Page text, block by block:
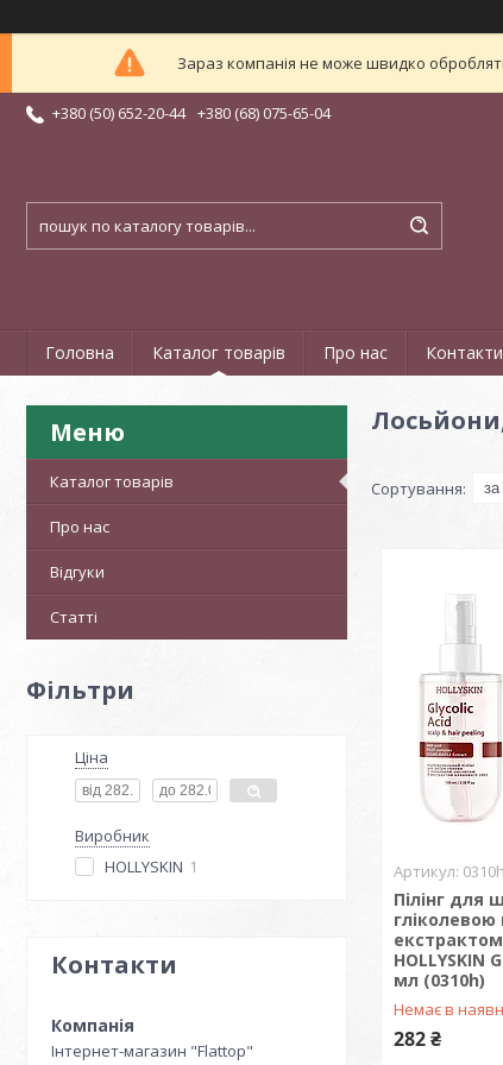
Зараз компанія не може швидко
+380 (50) 652-20-44 +380 (68) 075-65-04
Головна Каталог товарів Про нас Контакти
Каталог товарів
Про нас
Відгуки
Статті
Фільтри
Ціна
Виробник
HOLLYSKIN 1
Контакти
Інтернет-магазин "Flattop"
0310h
Пілінг для
HOLLYSKIN
мл (0310h)
Немає в
282 ₴